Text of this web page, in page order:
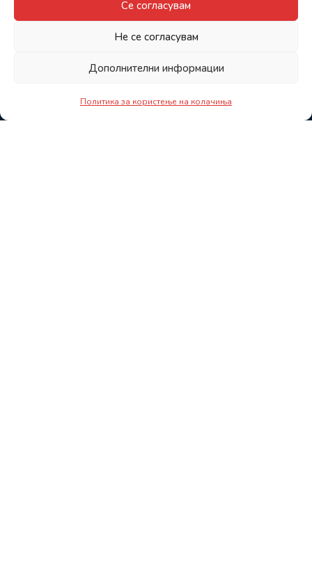
Се согласувам
Не се согласувам
Дополнителни информации
Политика за користење на колачиња